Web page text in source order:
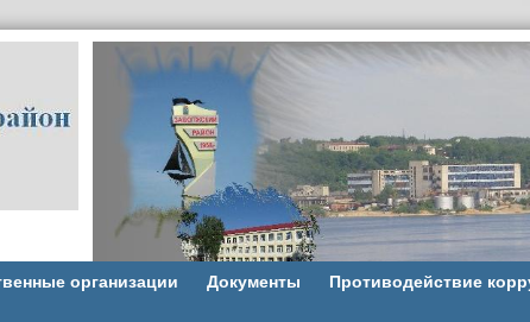
организации Документы Противодействие